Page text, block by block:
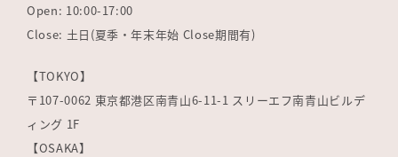
Open: 10:00-17:00
Close: 土日(夏季・年末年始 Close期間有)
【TOKYO】
〒107-0062 東京都港区南青山6-11-1 スリーエフ南青山ビルデ
ィング 1F
【OSAKA】